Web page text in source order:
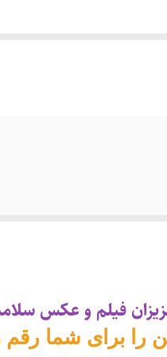
فیلم و عکس
را برای شما رقم